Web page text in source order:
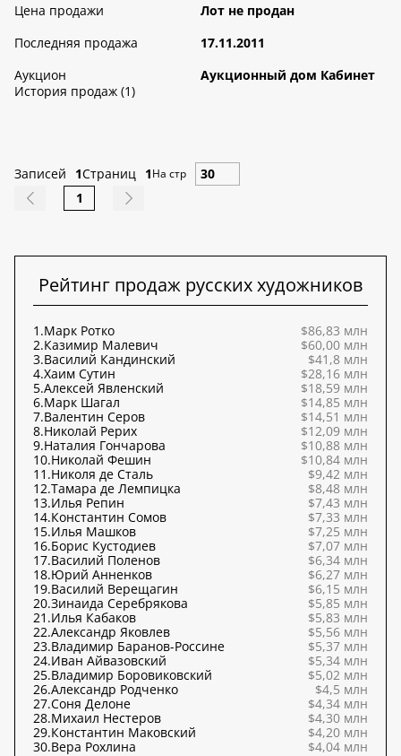
Цена продажи
Лот не продан
Последняя продажа
17.11.2011
Аукцион
Аукционный дом Кабинет
История продаж (1)
Записей 1Страниц 1На стр
1
Рейтинг продаж русских художников
1.Марк Ротко
$86,83 млн
2.Казимир Малевич
$60,00 млн
3.Василий Кандинский
$41,8 млн
4.Хаим Сутин
$28,16 млн
5.Алексей Явленский
$18,59 млн
6.Марк Шагал
$14,85 млн
7.Валентин Серов
$14,51 млн
8.Николай Рерих
$12,09 млн
9.Наталия Гончарова
$10,88 млн
10.Николай Фешин
$10,84 млн
11.Николя де Сталь
$9,42 млн
12.Тамара де Лемпицка
$8,48 млн
13.Илья Репин
$7,43 млн
14.Константин Сомов
$7,33 млн
15.Илья Машков
$7,25 млн
16.Борис Кустодиев
$7,07 млн
17.Василий Поленов
$6,34 млн
18.Юрий Анненков
$6,27 млн
19.Василий Верещагин
$6,15 млн
20.Зинаида Серебрякова
$5,85 млн
21.Илья Кабаков
$5,83 млн
22.Александр Яковлев
$5,56 млн
23.Владимир Баранов-Россине
$5,37 млн
24.Иван Айвазовский
$5,34 млн
25.Владимир Боровиковский
$5,02 млн
26.Александр Родченко
$4,5 млн
27.Соня Делоне
$4,34 млн
28.Михаил Нестеров
$4,30 млн
29.Константин Маковский
$4,20 млн
30.Вера Рохлина $4,04 млн